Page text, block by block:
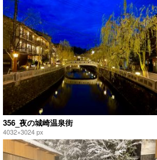
356_夜の城崎温泉街
4032×3024 px